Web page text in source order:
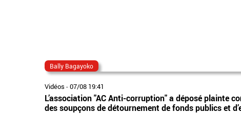
Bally Bagayoko
Vidéos -07/08 19:41
L’association "AC Anti-corruption" a déposé plainte
des soupçons de détournement de fonds publics et